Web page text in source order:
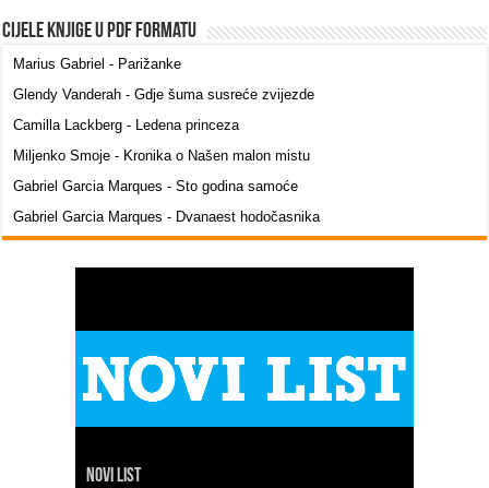
Cijele knjige u PDF formatu
Marius Gabriel - Parižanke
Glendy Vanderah - Gdje šuma susreće zvijezde
Camilla Lackberg - Ledena princeza
Miljenko Smoje - Kronika o Našen malon mistu
Gabriel Garcia Marques - Sto godina samoće
Gabriel Garcia Marques - Dvanaest hodočasnika
Novi list
Slobodna Dalmacija
Net.hr
Dalmacija danas
7 dnevno
24 sata
Index
Hina